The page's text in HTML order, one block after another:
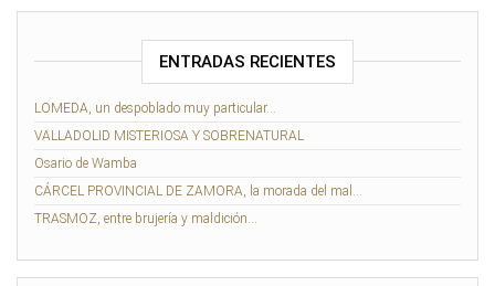
ENTRADAS RECIENTES
LOMEDA, un despoblado muy particular…
VALLADOLID MISTERIOSA Y SOBRENATURAL
Osario de Wamba
CÁRCEL PROVINCIAL DE ZAMORA, la morada del mal…
TRASMOZ, entre brujería y maldición…